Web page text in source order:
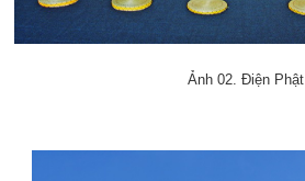
Ảnh 02. Điện Phật